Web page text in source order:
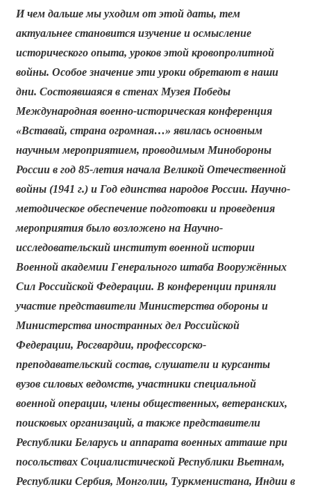
И чем дальше мы уходим от этой даты, тем
актуальнее становится изу­чение и осмысление
исторического опыта, уроков этой кровопролитной
войны. Особое значение эти уроки обретают в наши
дни. Состоявшаяся в стенах Музея Победы
Международная военно-историческая конференция
«Вставай, страна огромная…» явилась основным
научным мероприятием, проводимым Минобороны
России в год 85-летия начала Великой Отечественной
войны (1941 г.) и Год единства народов России. Научно-
методическое обеспечение подготовки и проведения
мероприятия было возложено на Научно-
исследовательский институт военной истории
Военной академии Генерального штаба Вооружённых
Сил Российской Федерации. В конференции приняли
участие представители Министерства обороны и
Министерства иностранных дел Российской
Федерации, Росгвардии, профессорско-
преподавательский состав, слушатели и курсанты
вузов силовых ведомств, участники специальной
военной операции, члены общественных, ветеранских,
поисковых организаций, а также представители
Республики Беларусь и аппарата военных атташе при
посольствах Социалистической Республики Вьетнам,
Республики Сербия, Монголии, Туркменистана, Индии в